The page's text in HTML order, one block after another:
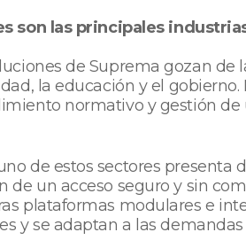
son las principales
de Suprema gozan
la educación y el
normativo y gestión de
de estos sectores presenta
de un acceso seguro y sin
plataformas modulares e
y se adaptan a las